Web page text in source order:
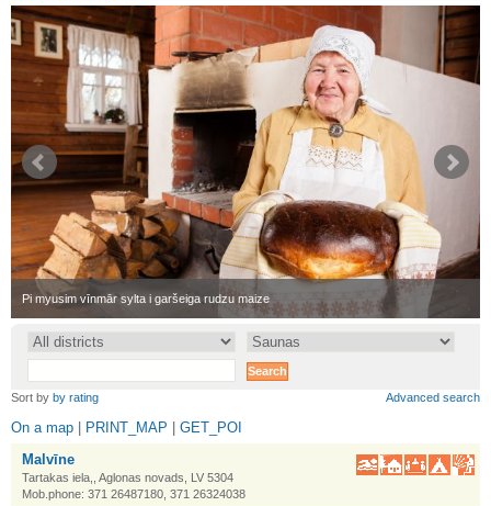
Pi myusim vīnmār sylta i garšeiga rudzu maize
•
•
Sort by by rating Advanced search
On a map PRINT_MAP
GET_POI
Malvīne
Tartakas iela,, Aglonas novads, LV 5304
Mob.phone: 371 26487180, 371 26324038